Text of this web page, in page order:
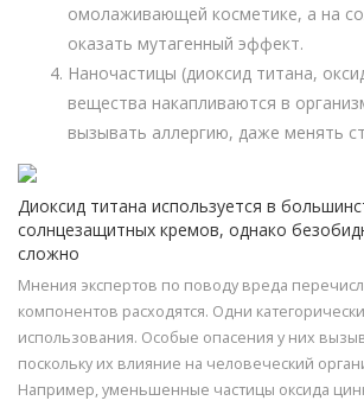
омолаживающей косметике, а на
оказать мутагенный эффект.
Наночастицы (диоксид титана,
вещества накапливаются в
вызывать аллергию, даже менять
Диоксид титана используется в
солнцезащитных кремов, однако
сложно
Мнения экспертов по поводу вреда
компонентов расходятся. Одни
использования. Особые опасения у них
поскольку их влияние на человеческий
Например, уменьшенные частицы оксида